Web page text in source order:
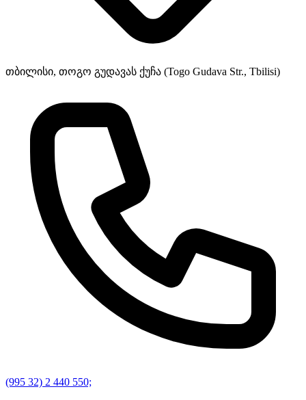
თბილისი, თოგო გუდავას ქუჩა (Togo Gudava Str., Tbilisi)
(995 32) 2 440 550;